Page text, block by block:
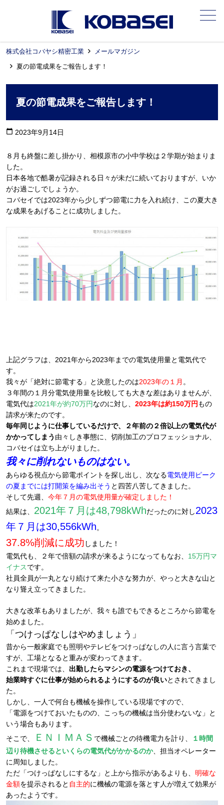
メニュー
株式会社コバヤシ精密工業
メールマガジン
夏の節電成果をご報告します！
夏の節電成果をご報告します！
calendar_today 2023年9月14日
８月も終盤に差し掛かり、相模原市の小中学校は２学期が始まりま
した。
日本各地で酷暑が記録される日々が未だに続いておりますが、いか
がお過ごしでしょうか。
コバセイでは2023年から少しずつ節電に力を入れ続け、この夏大き
な成果をあげることに成功しました。
上記グラフは、2021年から2023年までの電気使用量と電気代で
す。
我々が「絶対に節電する」と決意したのは2023年の１月 。
３年間の１月分電気使用量を比較しても大きな差はありませんが、
電気代は2021年が約70万円なのに対し、 2023年は約150万円 もの
請求が来たのです。
毎年同じように仕事しているだけで、２年前の２倍以上の電気代が
かかってしまう 由々しき事態に、切削加工のプロフェッショナル、
コバセイは立ち上がりました。
我々に削れないものはない。
あらゆる視点から節電ポイントを探し出し、次なる電気使用ピーク
の夏までには打開策を編み出そう と四苦八苦してきました。
そして先週、 今年７月の電気使用量が確定しました！
結果は、 2021年７月は48,798kWhだったのに対し2023
年７月は30,556kWh。
37.8%削減に成功 しました！
電気代も、２年で倍額の請求が来るようになってもなお、 15万円マ
イナスです。
社員全員が一丸となり続けて来た小さな努力が、やっと大きな山と
なり聳え立ってきました。
大きな改革もありましたが、我々も誰でもできるところから節電を
始めました。
「つけっぱなしはやめましょう」
昔から一般家庭でも照明やテレビをつけっぱなしの人に言う言葉で
すが、工場となると重みが変わってきます。
これまで現場では、 出勤したらマシンの電源をつけておき、
始業時すぐに仕事が始められるようにするのが良いとされてきまし
た。
しかし、一人で何台も機械を操作している現場ですので、
「電源をつけておいたものの、こっちの機械は当分使わないな」と
いう場合もあります。
そこで、
ＥＮＩＭＡＳ で機械ごとの待機電力を計り、
１時間
辺り待機させるといくらの電気代がかかるのか、担当オペレーター
に周知しました。
ただ「つけっぱなしにするな」と上から指示があるよりも、 明確な
金額を提示されると 自主的に機械の電源を落とす人が増えて効果が
あったようです。